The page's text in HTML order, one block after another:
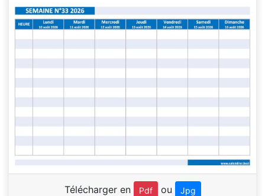
Télécharger en Pdf ou Jpg